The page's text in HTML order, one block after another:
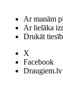
Ar manām
Ar lielāka
Drukāt
X
Facebook
Draugiem.lv